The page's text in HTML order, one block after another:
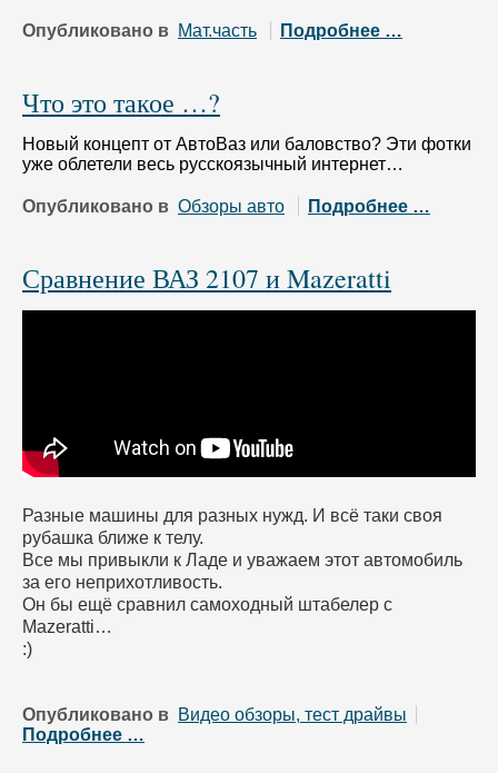
Опубликовано в Мат.часть Подробнее …
Что это такое …?
Новый концепт от АвтоВаз или баловство? Эти фотки
уже облетели весь русскоязычный интернет…
Опубликовано в Обзоры авто Подробнее …
Сравнение ВАЗ 2107 и Mazeratti
Разные машины для разных нужд. И всё таки своя
рубашка ближе к телу.
Все мы привыкли к Ладе и уважаем этот автомобиль
за его неприхотливость.
Он бы ещё сравнил самоходный штабелер с
Mazeratti…
:)
Опубликовано в Видео обзоры, тест драйвы
Подробнее …